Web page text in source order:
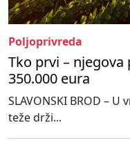
Poljoprivreda
Tko prvi –
350.000 eura
SLAVONSKI BROD –
teže drži...